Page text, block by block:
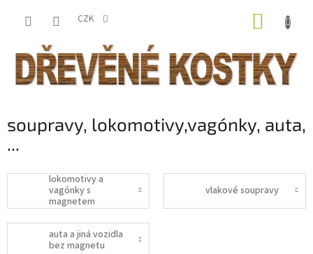
CZK
soupravy, lokomotivy,vagónky, auta,
...
lokomotivy a
vagónky s
magnetem
vlakové soupravy
auta a jiná vozidla
bez magnetu